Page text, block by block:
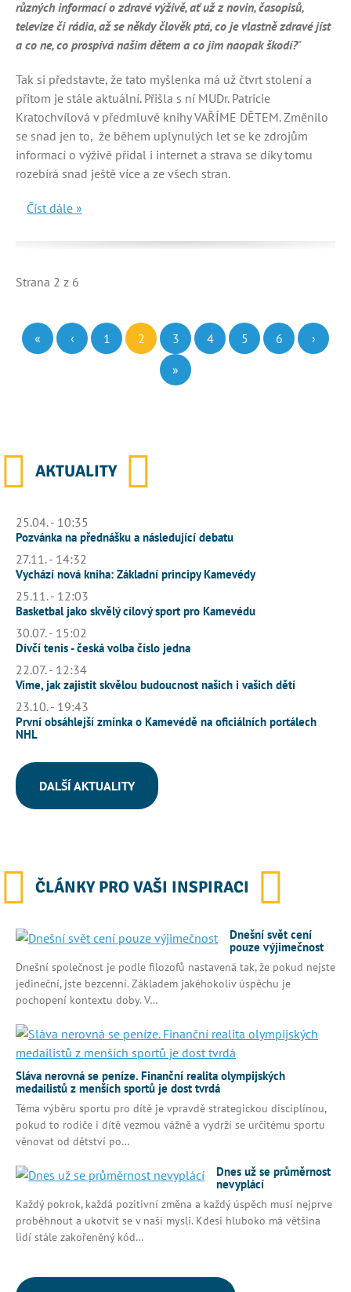
různých informací o zdravé výživě, ať už z novin, časopisů,
televize či rádia, až se někdy člověk ptá, co je vlastně zdravé jíst
a co ne, co prospívá našim dětem a co jim naopak škodí?"
Tak si představte, že tato myšlenka má už čtvrt stolení a
přitom je stále aktuální. Přišla s ní MUDr. Patricie
Kratochvílová v předmluvě knihy VAŘÍME DĚTEM. Změnilo
se snad jen to, že během uplynulých let se ke zdrojům
informací o výživě přidal i internet a strava se díky tomu
rozebírá snad ještě více a ze všech stran.
Číst dále »
Strana 2 z 6
« ‹ 1 2 3 4 5 6
›
»
AKTUALITY
25.04. - 10:35
Pozvánka na přednášku a následující debatu
27.11. - 14:32
Vychází nová kniha: Základní principy Kamevédy
25.11. - 12:03
Basketbal jako skvělý cílový sport pro Kamevédu
30.07. - 15:02
Dívčí tenis - česká volba číslo jedna
22.07. - 12:34
Víme, jak zajistit skvělou budoucnost našich i vašich dětí
23.10. - 19:43
První obsáhlejší zmínka o Kamevédě na oficiálních portálech
NHL
DALŠÍ AKTUALITY
ČLÁNKY PRO VAŠI INSPIRACI
Dnešní svět cení
pouze výjimečnost
Dnešní společnost je podle filozofů nastavená tak, že pokud nejste
jedineční, jste bezcenní. Základem jakéhokoliv úspěchu je
pochopení kontextu doby. V…
Sláva nerovná se peníze. Finanční realita olympijských
medailistů z menších sportů je dost tvrdá
Téma výběru sportu pro dítě je vpravdě strategickou disciplínou,
pokud to rodiče i dítě vezmou vážně a vydrží se určitému sportu
věnovat od dětství po…
Dnes už se průměrnost
nevyplácí
Každý pokrok, každá pozitivní změna a každý úspěch musí nejprve
proběhnout a ukotvit se v naší mysli. Kdesi hluboko má většina
lidí stále zakořeněný kód…